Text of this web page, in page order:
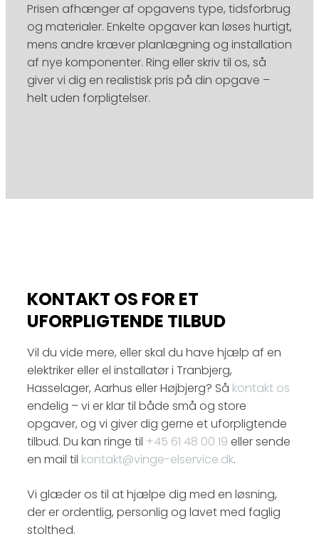
Prisen afhænger af opgavens type, tidsforbrug
og materialer. Enkelte opgaver kan løses hurtigt,
mens andre kræver planlægning og installation
af nye komponenter. Ring eller skriv til os, så
giver vi dig en realistisk pris på din opgave –
helt uden forpligtelser.
KONTAKT OS FOR ET
UFORPLIGTENDE TILBUD
Vil du vide mere, eller skal du have hjælp af en
elektriker eller el installatør i Tranbjerg,
Hasselager, Aarhus eller Højbjerg? Så kontakt os
endelig – vi er klar til både små og store
opgaver, og vi giver dig gerne et uforpligtende
tilbud. Du kan ringe til +45 61 48 00 19 eller sende
en mail til kontakt@vinge-elservice.dk.
Vi glæder os til at hjælpe dig med en løsning,
der er ordentlig, personlig og lavet med faglig
stolthed.